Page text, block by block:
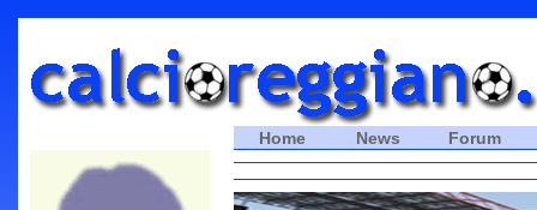
Home News Forum